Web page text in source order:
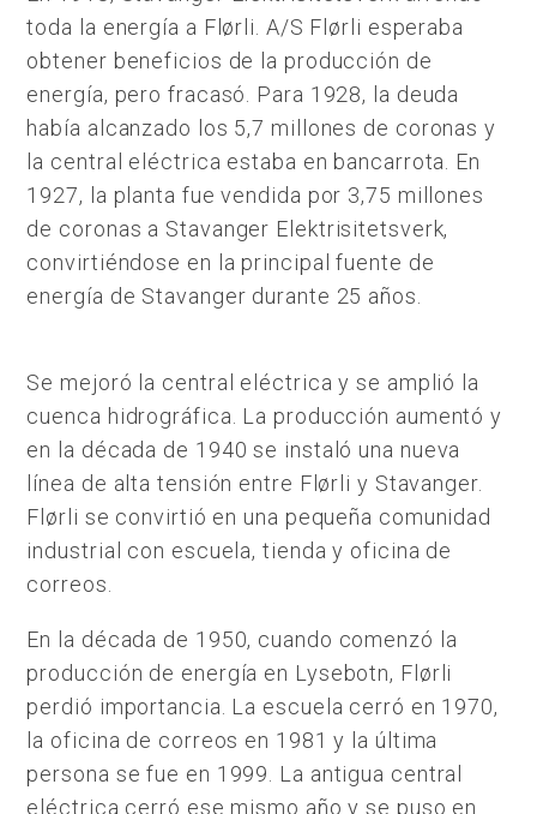
toda la energía a Flørli. A/S Flørli esperaba
obtener beneficios de la producción de
energía, pero fracasó. Para 1928, la deuda
había alcanzado los 5,7 millones de coronas y
la central eléctrica estaba en bancarrota. En
1927, la planta fue vendida por 3,75 millones
de coronas a Stavanger Elektrisitetsverk,
convirtiéndose en la principal fuente de
energía de Stavanger durante 25 años.
Se mejoró la central eléctrica y se amplió la
cuenca hidrográfica. La producción aumentó y
en la década de 1940 se instaló una nueva
línea de alta tensión entre Flørli y Stavanger.
Flørli se convirtió en una pequeña comunidad
industrial con escuela, tienda y oficina de
correos.
En la década de 1950, cuando comenzó la
producción de energía en Lysebotn, Flørli
perdió importancia. La escuela cerró en 1970,
la oficina de correos en 1981 y la última
persona se fue en 1999. La antigua central
eléctrica cerró ese mismo año y se puso en